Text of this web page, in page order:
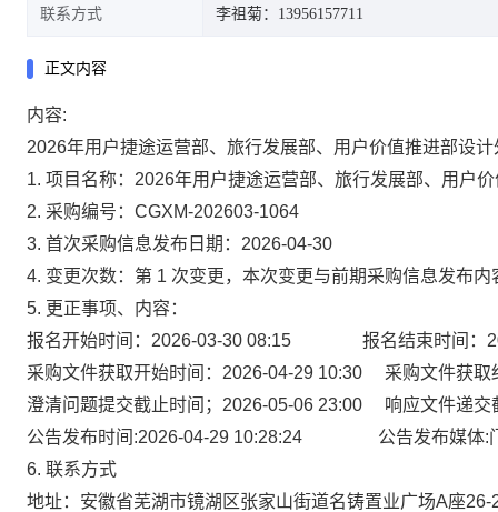
联系方式 李祖菊：13956157711
正文内容
内容:
2026年用户捷途运营部、旅行发展部、用户价值推进部设
1. 项目名称：2026年用户捷途运营部、旅行发展部、用户
2. 采购编号：CGXM-202603-1064
3. 首次采购信息发布日期：2026-04-30
4. 变更次数：第 1 次变更，本次变更与前期采购信息发布
5. 更正事项、内容：
报名开始时间：2026-03-30 08:15 报名结束时间：
采购文件获取开始时间：2026-04-29 10:30 采购文件获取
澄清问题提交截止时间；2026-05-06 23:00 响应文件递交
公告发布时间:2026-04-29 10:28:24 公告发布媒体:门
6. 联系方式
地址：安徽省芜湖市镜湖区张家山街道名铸置业广场A座26-